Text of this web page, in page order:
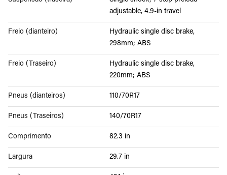
adjustable, 4.9-in travel
Freio (dianteiro)
Hydraulic single disc brake,
298mm; ABS
Freio (Traseiro)
Hydraulic single disc brake,
220mm; ABS
Pneus (dianteiros) 110/70R17
Pneus (Traseiros) 140/70R17
Comprimento 82.3 in
Largura 29.7 in